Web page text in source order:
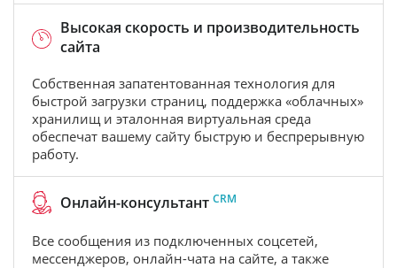
Высокая скорость и производительность
сайта
Собственная запатентованная технология для
быстрой загрузки страниц, поддержка «облачных»
хранилищ и эталонная виртуальная среда
обеспечат вашему сайту быструю и беспрерывную
работу.
Онлайн-консультант CRM
Все сообщения из подключенных соцсетей,
мессенджеров, онлайн-чата на сайте, а также